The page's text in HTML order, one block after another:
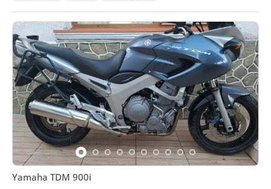
Yamaha TDM 900i